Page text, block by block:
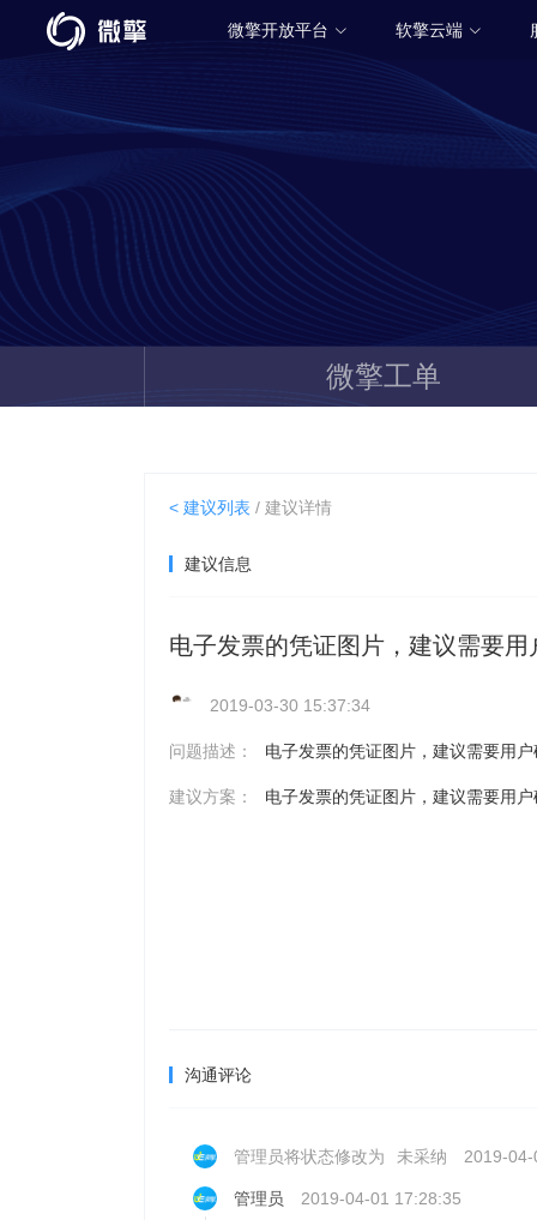
微擎开放平台 软擎云端
微擎工单
< 建议列表 / 建议详情
建议信息
电子发票的凭证图片，建议需要
2019-03-30 15:37:34
问题描述： 电子发票的凭证图片，建议需要用
建议方案： 电子发票的凭证图片，建议需要用
沟通评论
管理员将状态修改为 未采纳 2019-
管理员
2019-04-01 17:28:35